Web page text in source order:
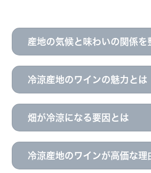
産地の気候と味わいの関係を
冷涼産地のワインの魅力とは
畑が冷涼になる要因とは
冷涼産地のワインが高価な理